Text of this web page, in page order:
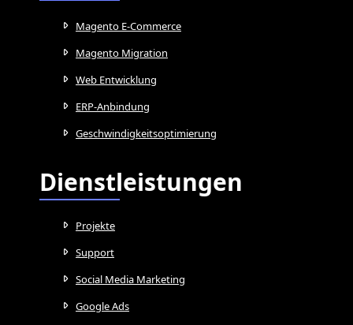
Magento E-Commerce
Magento Migration
Web Entwicklung
ERP-Anbindung
Geschwindigkeitsoptimierung
Dienstleistungen
Projekte
Support
Social Media Marketing
Google Ads